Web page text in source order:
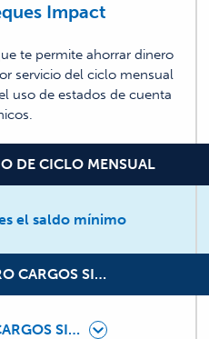
Impact
te permite ahorrar dinero
servicio del ciclo mensual
uso de estados de cuenta
DE CICLO MENSUAL
el saldo mínimo
CARGOS SI…
SI…